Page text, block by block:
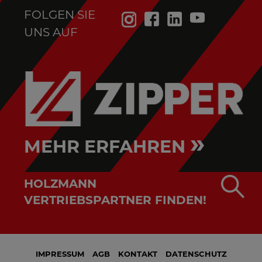
FOLGEN SIE
UNS AUF
MEHR ERFAHREN »
HOLZMANN
VERTRIEBSPARTNER FINDEN!
IMPRESSUM AGB KONTAKT DATENSCHUTZ